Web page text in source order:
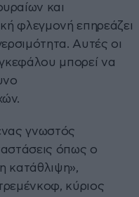
και
φλεγμονή επηρεάζει
Αυτές οι
μπορεί να
γνωστός
όπως ο
κατάθλιψη»,
κύριος